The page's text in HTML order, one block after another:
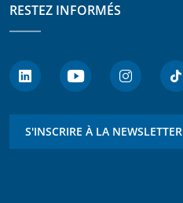
RESTEZ INFORMÉS
S'INSCRIRE À LA NEWSLETTER